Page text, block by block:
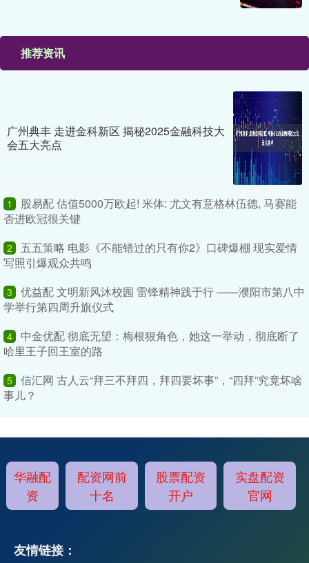
推荐资讯
广州典丰 走进金科新区 揭秘2025金融科技大
会五大亮点
1
股易配 估值5000万欧起! 米体: 尤文有意格林伍德, 马赛能
否进欧冠很关键
2
五五策略 电影《不能错过的只有你2》口碑爆棚 现实爱情
写照引爆观众共鸣
3
优益配 文明新风沐校园 雷锋精神践于行 ——濮阳市第八中
学举行第四周升旗仪式
4
中金优配 彻底无望：梅根狠角色，她这一举动，彻底断了
哈里王子回王室的路
5 信汇网 古人云“拜三不拜四，拜四要坏事”，“四拜”究竟坏啥
事儿？
华融配
资
配资网前
十名
股票配资
开户
实盘配资
官网
友情链接：